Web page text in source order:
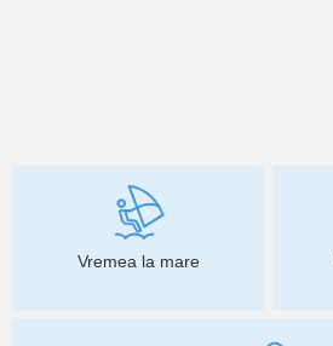
Vremea la mare